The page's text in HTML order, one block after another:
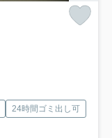
24時間ゴミ出し可